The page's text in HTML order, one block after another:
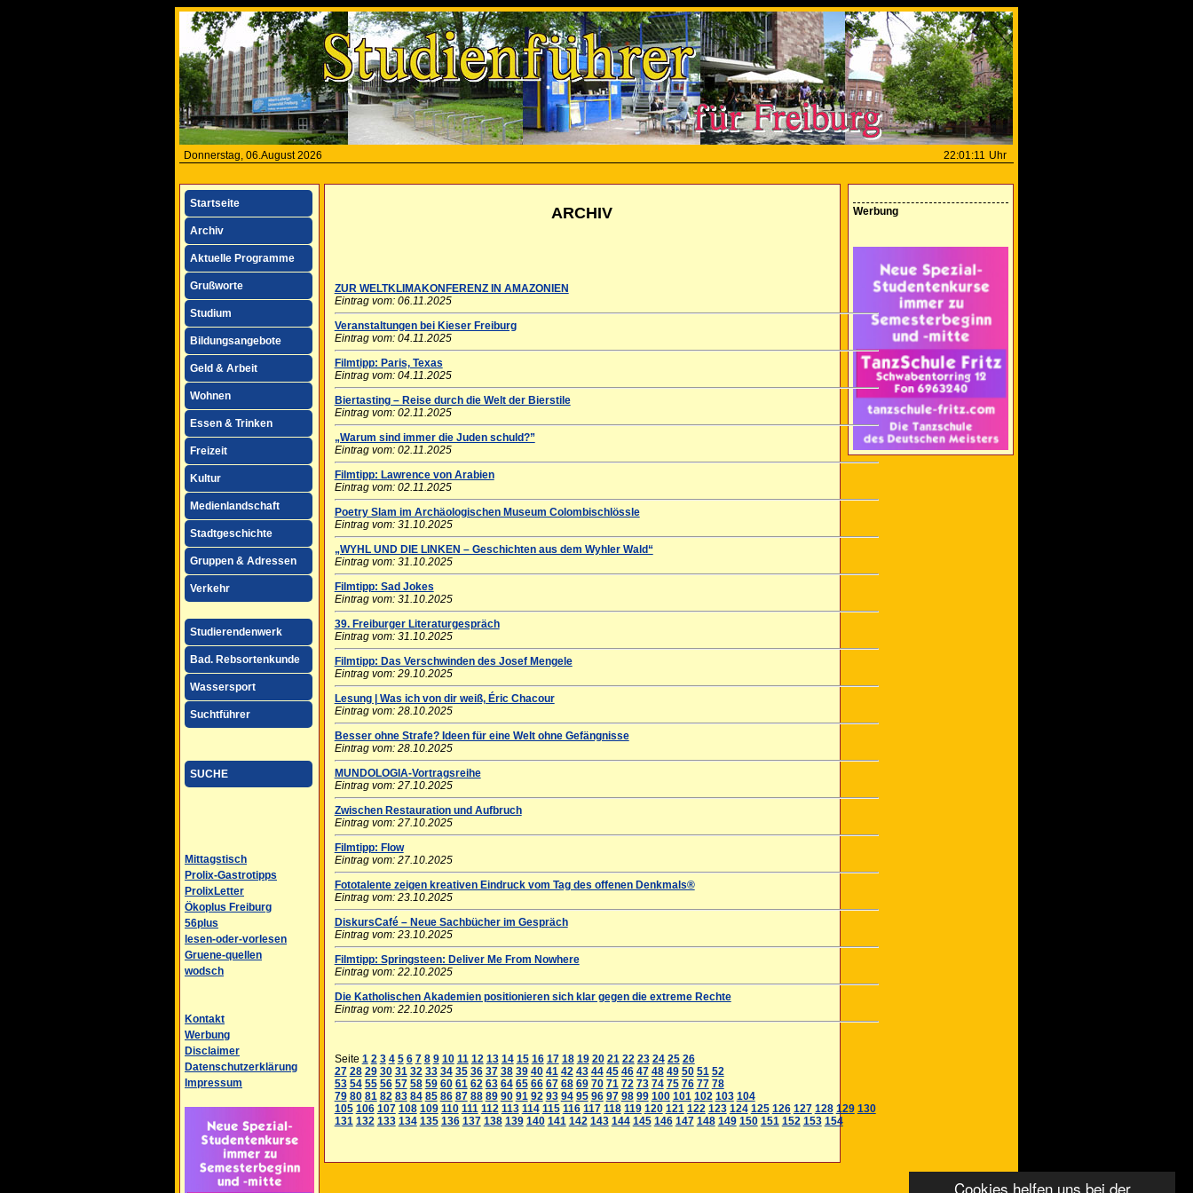
Cookies helfen uns bei der
Donnerstag, 06.August 2026 22:01:11 Uhr
Startseite
Archiv
Aktuelle Programme
Grußworte
Studium
Bildungsangebote
Geld & Arbeit
Wohnen
Essen & Trinken
Freizeit
Kultur
Medienlandschaft
Stadtgeschichte
Gruppen & Adressen
Verkehr
Studierendenwerk
Bad. Rebsortenkunde
Wassersport
Suchtführer
SUCHE
Mittagstisch
Prolix-Gastrotipps
ProlixLetter
Ökoplus Freiburg
56plus
lesen-oder-vorlesen
Gruene-quellen
wodsch
Kontakt
Werbung
Disclaimer
Datenschutzerklärung
Impressum
Werbung
ARCHIV
ZUR WELTKLIMAKONFERENZ IN AMAZONIEN
Eintrag vom: 06.11.2025
Veranstaltungen bei Kieser Freiburg
Eintrag vom: 04.11.2025
Filmtipp: Paris, Texas
Eintrag vom: 04.11.2025
Biertasting – Reise durch die Welt der Bierstile
Eintrag vom: 02.11.2025
„Warum sind immer die Juden schuld?”
Eintrag vom: 02.11.2025
Filmtipp: Lawrence von Arabien
Eintrag vom: 02.11.2025
Poetry Slam im Archäologischen Museum Colombischlössle
Eintrag vom: 31.10.2025
„WYHL UND DIE LINKEN – Geschichten aus dem Wyhler Wald“
Eintrag vom: 31.10.2025
Filmtipp: Sad Jokes
Eintrag vom: 31.10.2025
39. Freiburger Literaturgespräch
Eintrag vom: 31.10.2025
Filmtipp: Das Verschwinden des Josef Mengele
Eintrag vom: 29.10.2025
Lesung | Was ich von dir weiß, Éric Chacour
Eintrag vom: 28.10.2025
Besser ohne Strafe? Ideen für eine Welt ohne Gefängnisse
Eintrag vom: 28.10.2025
MUNDOLOGIA-Vortragsreihe
Eintrag vom: 27.10.2025
Zwischen Restauration und Aufbruch
Eintrag vom: 27.10.2025
Filmtipp: Flow
Eintrag vom: 27.10.2025
Fototalente zeigen kreativen Eindruck vom Tag des offenen Denkmals®
Eintrag vom: 23.10.2025
DiskursCafé – Neue Sachbücher im Gespräch
Eintrag vom: 23.10.2025
Filmtipp: Springsteen: Deliver Me From Nowhere
Eintrag vom: 22.10.2025
Die Katholischen Akademien positionieren sich klar gegen die extreme Rechte
Eintrag vom: 22.10.2025
Seite 1 2 3 4 5 6 7 8 9 10 11 12 13 14 15 16 17 18 19 20 21 22 23 24 25 26
27 28 29 30 31 32 33 34 35 36 37 38 39 40 41 42 43 44 45 46 47 48 49 50 51 52
53 54 55 56 57 58 59 60 61 62 63 64 65 66 67 68 69 70 71 72 73 74 75 76 77 78
79 80 81 82 83 84 85 86 87 88 89 90 91 92 93 94 95 96 97 98 99 100 101 102 103 104
105 106 107 108 109 110 111 112 113 114 115 116 117 118 119 120 121 122 123 124 125 126 127 128 129 130
131 132 133 134 135 136 137 138 139 140 141 142 143 144 145 146 147 148 149 150 151 152 153 154